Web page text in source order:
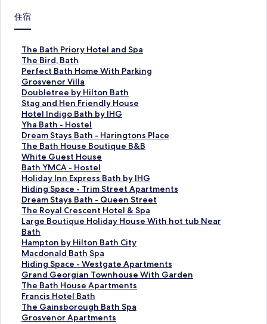
住宿
The Bath Priory Hotel and Spa
此
連
結
會
開
啟
T
h
e
B
a
t
h
P
r
i
o
r
y
H
o
t
e
l
a
n
The Bird, Bath
此
連
結
會
開
啟
T
h
e
B
i
r
d
,
B
a
t
h
頁
面
Perfect Bath Home With Parking
此
連
結
會
開
啟
P
e
r
f
e
c
t
B
a
t
h
H
o
m
e
W
i
t
Grosvenor Villa
此
連
結
會
開
啟
G
r
o
s
v
e
n
o
r
V
i
l
l
a
頁
面
Doubletree by Hilton Bath
此
連
結
會
開
啟
D
o
u
b
l
e
t
r
e
e
b
y
H
i
l
t
Stag and Hen Friendly House
此
連
結
會
開
啟
S
t
a
g
a
n
d
H
e
n
F
r
i
e
n
Hotel Indigo Bath by IHG
此
連
結
會
開
啟
H
o
t
e
l
I
n
d
i
g
o
B
a
t
Yha Bath - Hostel
此
連
結
會
開
啟
Y
h
a
B
a
t
h
-
H
o
s
t
e
Dream Stays Bath - Haringtons Place
此
連
結
會
開
啟
D
r
e
a
m
S
t
a
y
s
B
a
The Bath House Boutique B&B
此
連
結
會
開
啟
T
h
e
B
a
t
h
H
o
u
s
White Guest House
此
連
結
會
開
啟
W
h
i
t
e
G
u
e
s
t
Bath YMCA - Hostel
此
連
結
會
開
啟
B
a
t
h
Y
M
C
A
-
Holiday Inn Express Bath by IHG
此
連
結
會
開
啟
H
o
l
i
d
a
y
I
Hiding Space - Trim Street Apartments
此
連
結
會
開
啟
H
i
d
i
n
g
S
Dream Stays Bath - Queen Street
此
連
結
會
開
啟
D
r
e
a
m
S
The Royal Crescent Hotel & Spa
此
連
結
會
開
啟
T
h
e
R
o
Large Boutique Holiday House With hot tub Near
Bath
此
連
結
會
開
啟
L
a
r
g
Hampton by Hilton Bath City
此
連
結
會
開
啟
H
a
Macdonald Bath Spa
此
連
結
會
開
啟
M
Hiding Space - Westgate Apartments
此
連
結
會
開
啟
Grand Georgian Townhouse With Garden
此
連
結
會
開
The Bath House Apartments
此
連
結
會
Francis Hotel Bath
此
連
結
The Gainsborough Bath Spa
此
連
Grosvenor Apartments
此